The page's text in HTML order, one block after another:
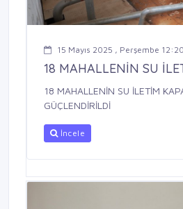
15 Mayıs 2025 , Perşembe 12:20
18 MAHALLENİN SU
18 MAHALLENİN SU İLETİM
GÜÇLENDİRİLDİ
İncele